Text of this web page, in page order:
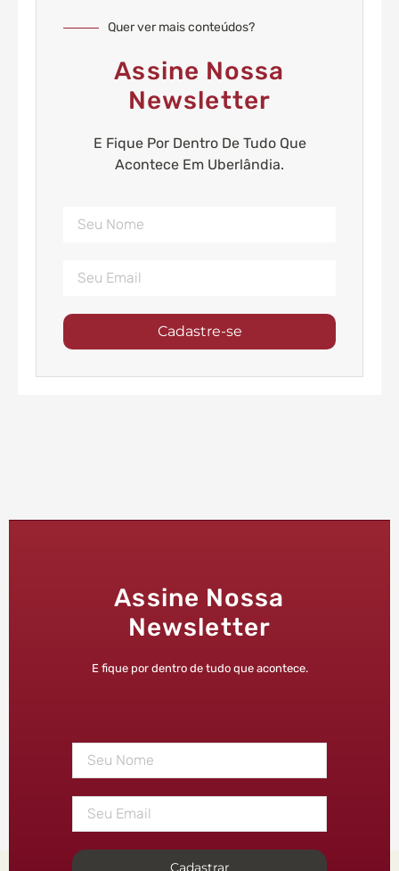
Quer ver mais conteúdos?
Assine Nossa
Newsletter
E Fique Por Dentro De Tudo Que
Acontece Em Uberlândia.
Cadastre-se
Assine Nossa
Newsletter
E fique por dentro de tudo que acontece.
Cadastrar